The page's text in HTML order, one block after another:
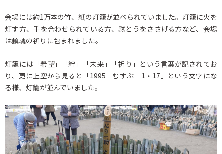
会場には約1万本の竹、紙の灯籠が並べられていました。灯籠に火を
灯す方、手を合わせられている方、黙とうをささげる方など、会場
は鎮魂の祈りに包まれました。
灯籠には「希望」「絆」「未来」「祈り」という言葉が記されてお
り、更に上空から見ると「1995 むすぶ 1・17」という文字にな
る様、灯籠が並んでいました。